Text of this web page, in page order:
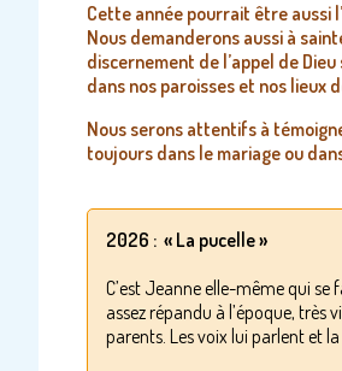
Cette année pourrait être aussi
Nous demanderons aussi à
discernement de l’appel de
dans nos paroisses et nos lieux
Nous serons attentifs à
toujours dans le mariage ou
2026 : « La pucelle »
C’est Jeanne elle-même qui se
assez répandu à l’époque, très
parents. Les voix lui parlent et